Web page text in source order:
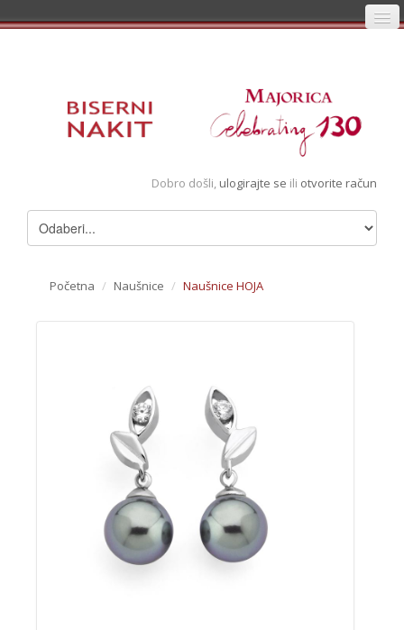
Registracija
Pregledani artikli
Dobro došli, ulogirajte se ili otvorite račun
Početna / Naušnice / Naušnice HOJA